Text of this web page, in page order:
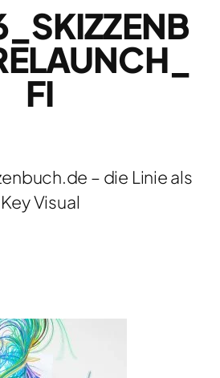
FI
– die Linie als
Key Visual